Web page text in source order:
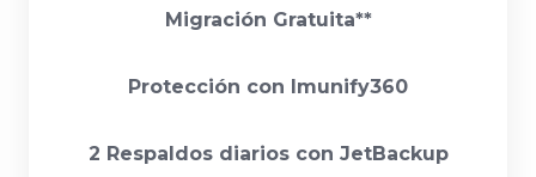
Migración Gratuita**
Protección con Imunify360
2 Respaldos diarios con JetBackup